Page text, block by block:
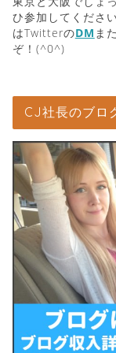
ひ参加してくださ
はTwitterのDM ま
ぞ！(^0^)
CJ社長のブロ